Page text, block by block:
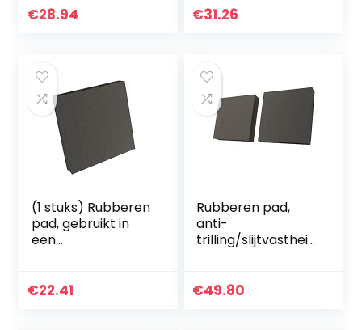
50x50x15mm
€28.94
machines
€31.26
(1 stuks) Rubberen
pad, gebruikt in
een
100x100x25mm
€22.41
Rubberen pad,
anti-
trilling/slijtvastheid
machines
€49.80